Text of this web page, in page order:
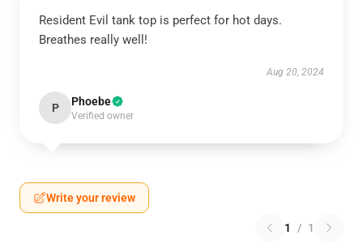
Resident Evil tank top is perfect for hot days.
Breathes really well!
Aug 20, 2024
P Phoebe
Verified owner
Write your review
1 / 1